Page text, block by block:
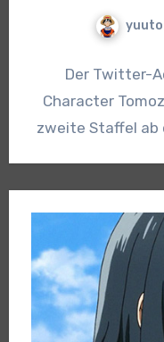
yuuto
Der Twitter-
Character
zweite Staffel ab